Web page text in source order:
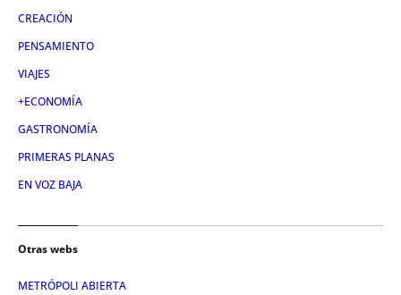
CREACIÓN
PENSAMIENTO
VIAJES
+ECONOMÍA
GASTRONOMÍA
PRIMERAS PLANAS
EN VOZ BAJA
Otras webs
METRÓPOLI ABIERTA